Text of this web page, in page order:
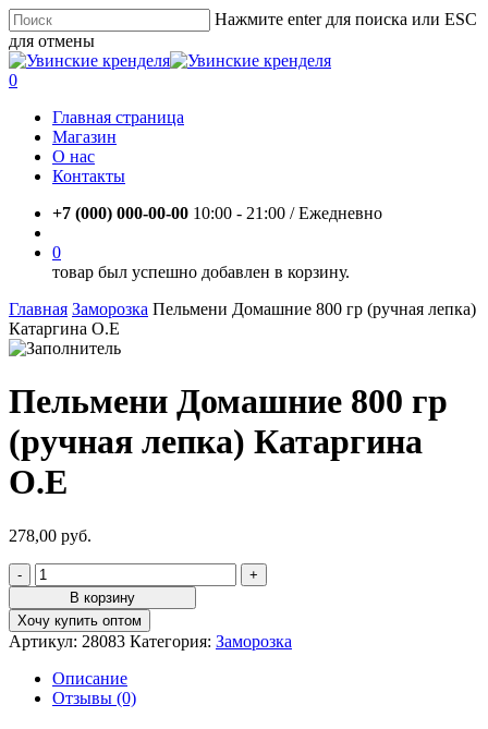
Skip
to
main
content
Нажмите enter для поиска или ESC
для отмены
Close
Search
account
0
Главная страница
Магазин
О нас
Контакты
+7 (000) 000-00-00 10:00 - 21:00 / Eжедневно
0
товар был успешно добавлен в корзину.
Главная Заморозка Пельмени Домашние 800 гр (ручная лепка)
Катаргина О.Е
Пельмени Домашние 800 гр
(ручная лепка) Катаргина
О.Е
278,00 руб.
Количество
товара
Пельмени
Домашние
800
(ручная
лепка)
В корзину
Хочу купить оптом
Артикул: 28083 Категория: Заморозка
Описание
Отзывы (0)